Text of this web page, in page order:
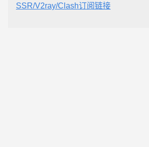
SSR/V2ray/Clash订阅链接